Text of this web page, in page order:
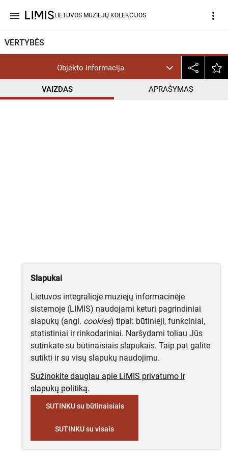
menu LIETUVOS MUZIEJŲ KOLEKCIJOS more_vert
VERTYBĖS
Objekto informacija
VAIZDAS APRAŠYMAS
InC help_outline
Slapukai
Lietuvos integralioje muziejų informacinėje
sistemoje (LIMIS) naudojami keturi pagrindiniai
slapukų (angl. cookies) tipai: būtinieji, funkciniai,
statistiniai ir rinkodariniai. Naršydami toliau Jūs
sutinkate su būtinaisiais slapukais. Taip pat galite
sutikti ir su visų slapukų naudojimu.
Sužinokite daugiau apie LIMIS privatumo ir
slapukų politiką.
SUTINKU su būtinaisiais
SUTINKU su visais